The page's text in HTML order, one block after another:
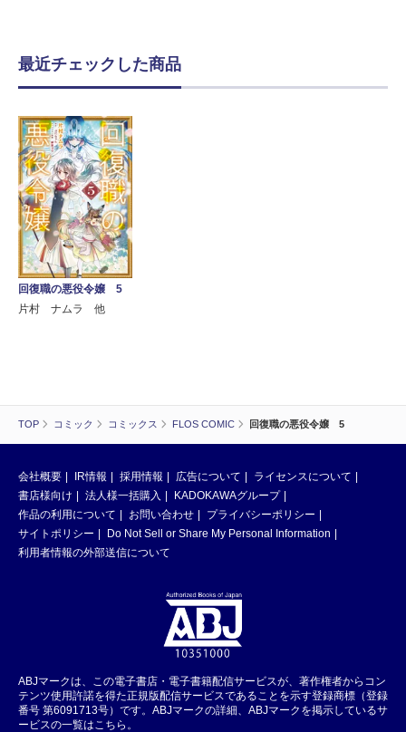
TOP コミック コミックス FLOS COMIC 回復職の悪役令嬢 5
最近チェックした商品
回復職の悪役令嬢 5
片村 ナムラ 他
会社概要 IR情報 採用情報 広告について
ライセンスについて
書店様向け
法人様一括購入
KADOKAWAグループ
作品の利用について
お問い合わせ
プライバシーポリシー
サイトポリシー
Do Not Sell or Share My Personal Information
利用者情報の外部送信について
ABJマークは、この電子書店・電子書籍配信サービスが、著作権者からコン
テンツ使用許諾を得た正規版配信サービスであることを示す登録商標（登録
番号 第6091713号）です。ABJマークの詳細、ABJマークを掲示しているサ
ービスの一覧はこちら。